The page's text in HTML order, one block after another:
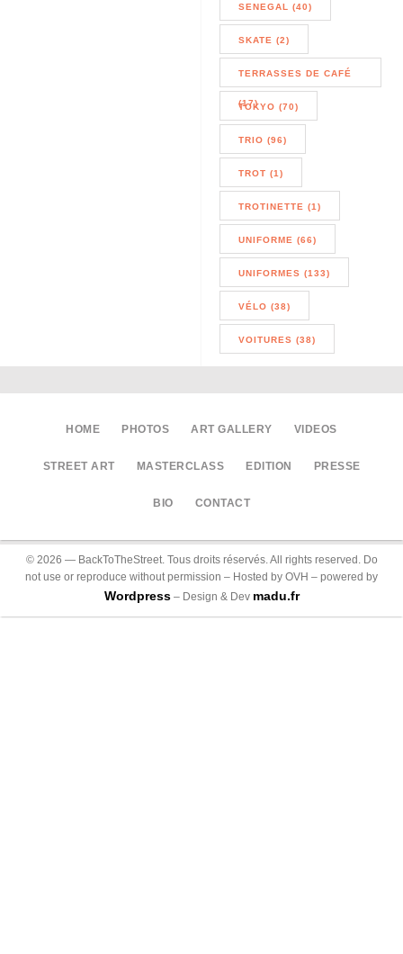
SENEGAL (40)
SKATE (2)
TERRASSES DE CAFÉ
(17)
TOKYO (70)
TRIO (96)
TROT (1)
TROTINETTE (1)
UNIFORME (66)
UNIFORMES (133)
VÉLO (38)
VOITURES (38)
HOME PHOTOS ART GALLERY VIDEOS
STREET ART MASTERCLASS EDITION PRESSE
BIO CONTACT
© 2026 — BackToTheStreet. Tous droits réservés. All rights reserved. Do
not use or reproduce without permission – Hosted by OVH – powered by
Wordpress– Design & Dev madu.fr